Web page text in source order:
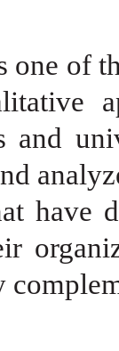
one of
and
have